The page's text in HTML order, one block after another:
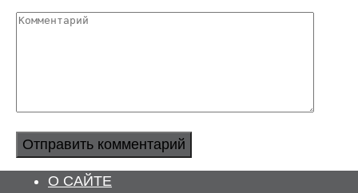
Комментарий
О САЙТЕ